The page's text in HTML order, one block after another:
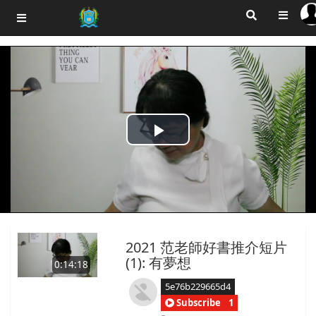
Play
Video
0:14:18
2021 范老師好書推介短片
(1): 有夢想
5e76b229665d4
Subscribe
1